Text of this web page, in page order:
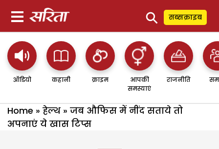
⚲ सब्सक्राइब
ऑडियो कहानी क्राइम
आपकी
समस्याएं
राजनीति
Home » हेल्थ » जब औफिस में नींद सताये तो
अपनाएं ये खास टिप्स